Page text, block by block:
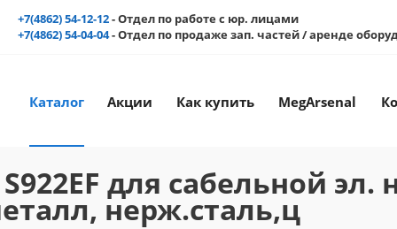
+7(4862) 54-12-12- Отдел по работе с юр. лицами
+7(4862) 54-04-04- Отдел по продаже зап. частей / аренде
Каталог Акции Как купить MegArsenal
для сабельной эл.
нерж.сталь,ц